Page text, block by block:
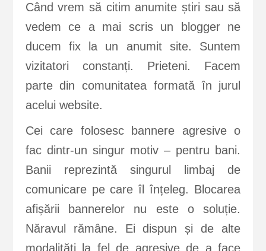
Când vrem să citim anumite știri sau să
vedem ce a mai scris un blogger ne
ducem fix la un anumit site. Suntem
vizitatori constanți. Prieteni. Facem
parte din comunitatea formată în jurul
acelui website.
Cei care folosesc bannere agresive o
fac dintr-un singur motiv – pentru bani.
Banii reprezintă singurul limbaj de
comunicare pe care îl înțeleg. Blocarea
afișării bannerelor nu este o soluție.
Năravul rămâne. Ei dispun și de alte
modalități la fel de agresive de a face